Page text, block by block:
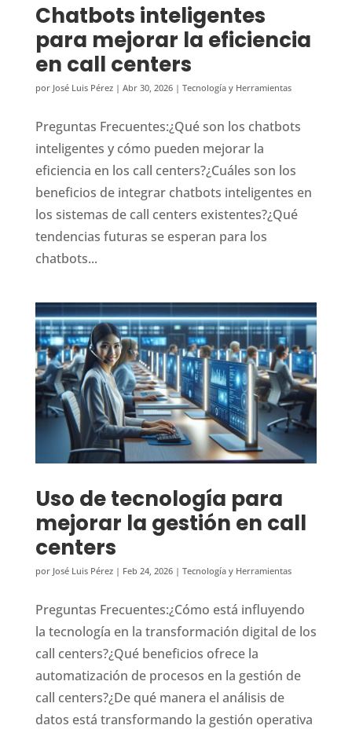
Chatbots inteligentes
para mejorar la eficiencia
en call centers
por José Luis Pérez| Abr 30, 2026| Tecnología y Herramientas
Preguntas Frecuentes:¿Qué son los chatbots
inteligentes y cómo pueden mejorar la
eficiencia en los call centers?¿Cuáles son los
beneficios de integrar chatbots inteligentes en
los sistemas de call centers existentes?¿Qué
tendencias futuras se esperan para los
chatbots...
Uso de tecnología para
mejorar la gestión en call
centers
por José Luis Pérez| Feb 24, 2026| Tecnología y Herramientas
Preguntas Frecuentes:¿Cómo está influyendo
la tecnología en la transformación digital de los
call centers?¿Qué beneficios ofrece la
automatización de procesos en la gestión de
call centers?¿De qué manera el análisis de
datos está transformando la gestión operativa